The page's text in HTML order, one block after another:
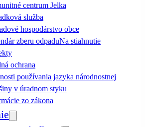
centrum Jelka
služba
hospodárstvo obce
zberu odpaduNa stiahnutie
ochrana
používania jazyka národnostnej
v úradnom styku
zo zákona